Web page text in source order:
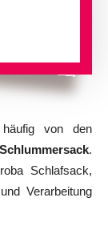
von den
Schlummersack.
Schlafsack,
Verarbeitung